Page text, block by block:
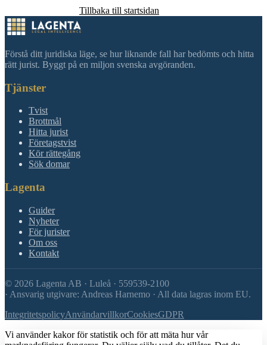
Tillbaka till startsidan
Förstå ditt juridiska läge, se hur liknande fall har bedömts och hitta
rätt jurist. Byggt på en miljon svenska avgöranden.
Tjänster
Tvist
Brottmål
Hitta jurist
Företagstvist
Kör rättegång
Sök domar
Lagenta
Guider
Nyheter
För jurister
Om oss
Kontakt
© 2026 Lagenta AB · Luleå · 559539-2100
· Ansvarig utgivare: Andreas Harnemo · All data lagras inom EU.
IntegritetspolicyAnvändarvillkorCookiesGDPR
Vi använder kakor för statistik och för att mäta hur vår